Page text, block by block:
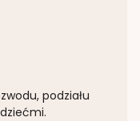
podziału